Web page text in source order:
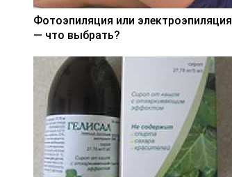
Фотоэпиляция или электроэпиляция
— что выбрать?